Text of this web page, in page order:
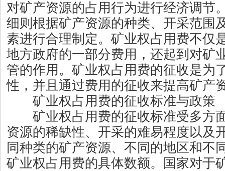
对矿产资源的占用行为进行经济调节
细则根据矿产资源的种类、开采范围
素进行合理制定。矿业权占用费不仅
地方政府的一部分费用，还起到对矿
管的作用。矿业权占用费的征收是为
性，并且通过费用的征收来提高矿产
矿业权占用费的征收标准与政策
矿业权占用费的征收标准受多方
资源的稀缺性、开采的难易程度以及
同种类的矿产资源、不同的地区和不
矿业权占用费的具体数额。国家对于